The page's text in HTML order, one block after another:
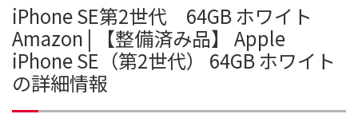
iPhone SE第2世代 64GB ホワイト
Amazon | 【整備済み品】 Apple
iPhone SE（第2世代） 64GB ホワイト
の詳細情報